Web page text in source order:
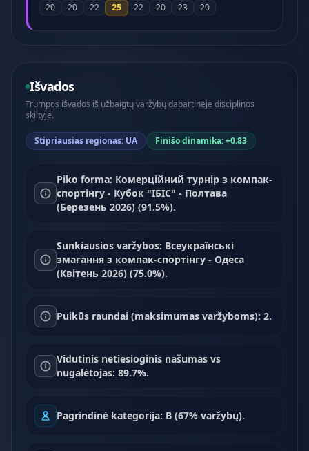
20 20 22 25 22 20 23 20
Išvados
Trumpos išvados iš užbaigtų varžybų dabartinėje disciplinos
skiltyje.
Stipriausias regionas: UA Finišo dinamika: +0.83
Piko forma: Комерційний турнір з компак-
спортінгу - Кубок "ІБІС" - Полтава
(Березень 2026) (91.5%).
Sunkiausios varžybos: Всеукраїнські
змагання з компак-спортінгу - Одеса
(Квітень 2026) (75.0%).
Puikūs raundai (maksimumas varžyboms): 2.
Vidutinis netiesioginis našumas vs
nugalėtojas: 89.7%.
Pagrindinė kategorija: B (67% varžybų).